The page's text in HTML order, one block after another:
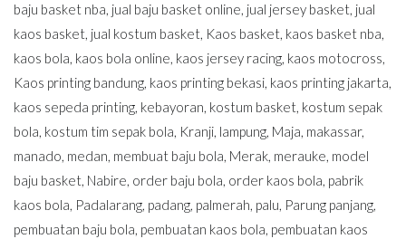
baju basket nba, jual baju basket online, jual jersey basket, jual
kaos basket, jual kostum basket, Kaos basket, kaos basket nba,
kaos bola, kaos bola online, kaos jersey racing, kaos motocross,
Kaos printing bandung, kaos printing bekasi, kaos printing jakarta,
kaos sepeda printing, kebayoran, kostum basket, kostum sepak
bola, kostum tim sepak bola, Kranji, lampung, Maja, makassar,
manado, medan, membuat baju bola, Merak, merauke, model
baju basket, Nabire, order baju bola, order kaos bola, pabrik
kaos bola, Padalarang, padang, palmerah, palu, Parung panjang,
pembuatan baju bola, pembuatan kaos bola, pembuatan kaos